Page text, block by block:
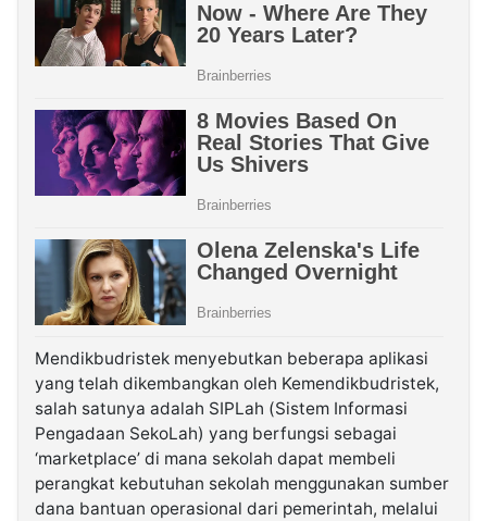
Mendikbudristek menyebutkan beberapa aplikasi
yang telah dikembangkan oleh Kemendikbudristek,
salah satunya adalah SIPLah (Sistem Informasi
Pengadaan SekoLah) yang berfungsi sebagai
‘marketplace’ di mana sekolah dapat membeli
perangkat kebutuhan sekolah menggunakan sumber
dana bantuan operasional dari pemerintah, melalui